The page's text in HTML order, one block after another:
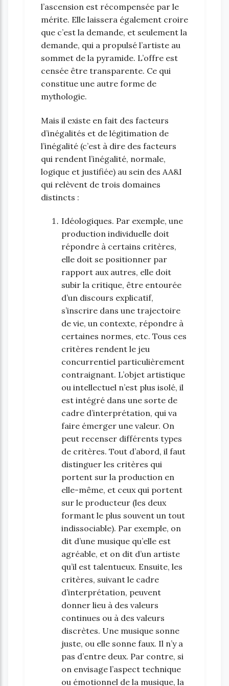
l’ascension est récompensée par le
mérite. Elle laissera également croire
que c’est la demande, et seulement la
demande, qui a propulsé l’artiste au
sommet de la pyramide. L’offre est
censée être transparente. Ce qui
constitue une autre forme de
mythologie.
Mais il existe en fait des facteurs
d’inégalités et de légitimation de
l’inégalité (c’est à dire des facteurs
qui rendent l’inégalité, normale,
logique et justifiée) au sein des AA&I
qui relèvent de trois domaines
distincts :
Idéologiques. Par exemple, une
production individuelle doit
répondre à certains critères,
elle doit se positionner par
rapport aux autres, elle doit
subir la critique, être entourée
d’un discours explicatif,
s’inscrire dans une trajectoire
de vie, un contexte, répondre à
certaines normes, etc. Tous ces
critères rendent le jeu
concurrentiel particulièrement
contraignant. L’objet artistique
ou intellectuel n’est plus isolé, il
est intégré dans une sorte de
cadre d’interprétation, qui va
faire émerger une valeur. On
peut recenser différents types
de critères. Tout d’abord, il faut
distinguer les critères qui
portent sur la production en
elle-même, et ceux qui portent
sur le producteur (les deux
formant le plus souvent un tout
indissociable). Par exemple, on
dit d’une musique qu’elle est
agréable, et on dit d’un artiste
qu’il est talentueux. Ensuite, les
critères, suivant le cadre
d’interprétation, peuvent
donner lieu à des valeurs
continues ou à des valeurs
discrètes. Une musique sonne
juste, ou elle sonne faux. Il n’y a
pas d’entre deux. Par contre, si
on envisage l’aspect technique
ou émotionnel de la musique, la